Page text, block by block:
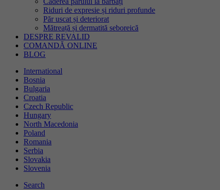
Riduri de expresie și riduri profunde
Păr uscat și deteriorat
Mătreață și dermatită seboreică
DESPRE REVALID
COMANDĂ ONLINE
BLOG
International
Bosnia
Bulgaria
Croatia
Czech Republic
Hungary
North Macedonia
Poland
Romania
Serbia
Slovakia
Slovenia
Search
consimțământ. Printre altele, un ID generat
aleatoriu pentru stocarea istorică a setărilor pe
care le-ați făcut, în cazul în care operatorul
site-ului a stabilit acest lucru.